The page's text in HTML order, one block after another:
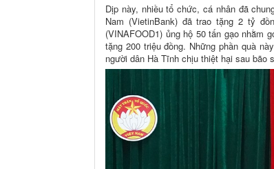
Dịp này, nhiều tổ chức, cá nhân đã
Nam (VietinBank) đã trao tặng 2 tỷ
(VINAFOOD1) ủng hộ 50 tấn gạo nhằm
tặng 200 triệu đồng. Những phần quà
người dân Hà Tĩnh chịu thiệt hại sau bão